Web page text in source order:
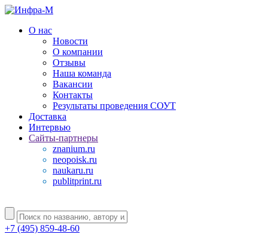
О нас
Новости
О компании
Отзывы
Наша команда
Вакансии
Контакты
Результаты проведения СОУТ
Доставка
Интервью
Сайты-партнеры
znanium.ru
neopoisk.ru
naukaru.ru
publitprint.ru
+7 (495) 859-48-60